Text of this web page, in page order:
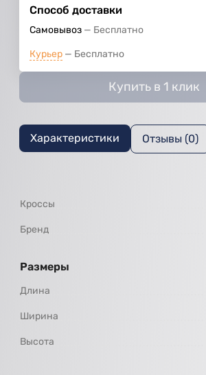
Способ доставки
Самовывоз Бесплатно
Курьер Бесплатно
Купить в 1 клик
Характеристики Отзывы (0)
Кроссы
Бренд
Размеры
Длина
Ширина
Высота